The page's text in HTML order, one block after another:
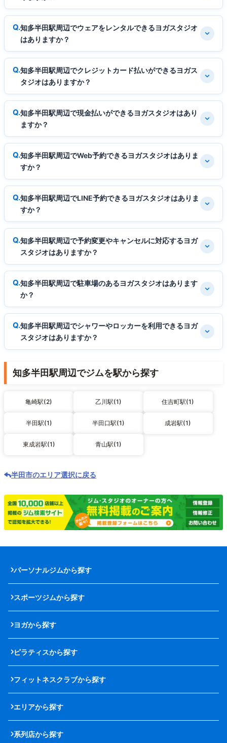
知多半田駅周辺でウェアをレンタルできるヨガスタジオ
はありますか？
知多半田駅周辺でクレジットカード払いができるヨガス
タジオはありますか？
知多半田駅周辺で現金払いができるヨガスタジオはあり
ますか？
知多半田駅周辺でWeb予約できるヨガスタジオはありま
すか？
知多半田駅周辺でLINE予約できるヨガスタジオはありま
すか？
知多半田駅周辺で予約変更やキャンセルに対応するヨガ
スタジオはありますか？
知多半田駅周辺で駐車場のあるヨガスタジオはあります
か？
知多半田駅周辺でシャワーやロッカーを利用できるヨガ
スタジオはありますか？
知多半田駅周辺でジムを駅から探す
亀崎駅(2) 乙川駅(1) 住吉町駅(1)
半田駅(1) 半田口駅(1) 成岩駅(1)
東成岩駅(1) 青山駅(1)
半田市のエリア選択に戻る
パーソナルジムから探す
スポーツジムから探す
ヨガから探す
ピラティスから探す
フィットネスクラブから探す
エリアから探す
系列店から探す